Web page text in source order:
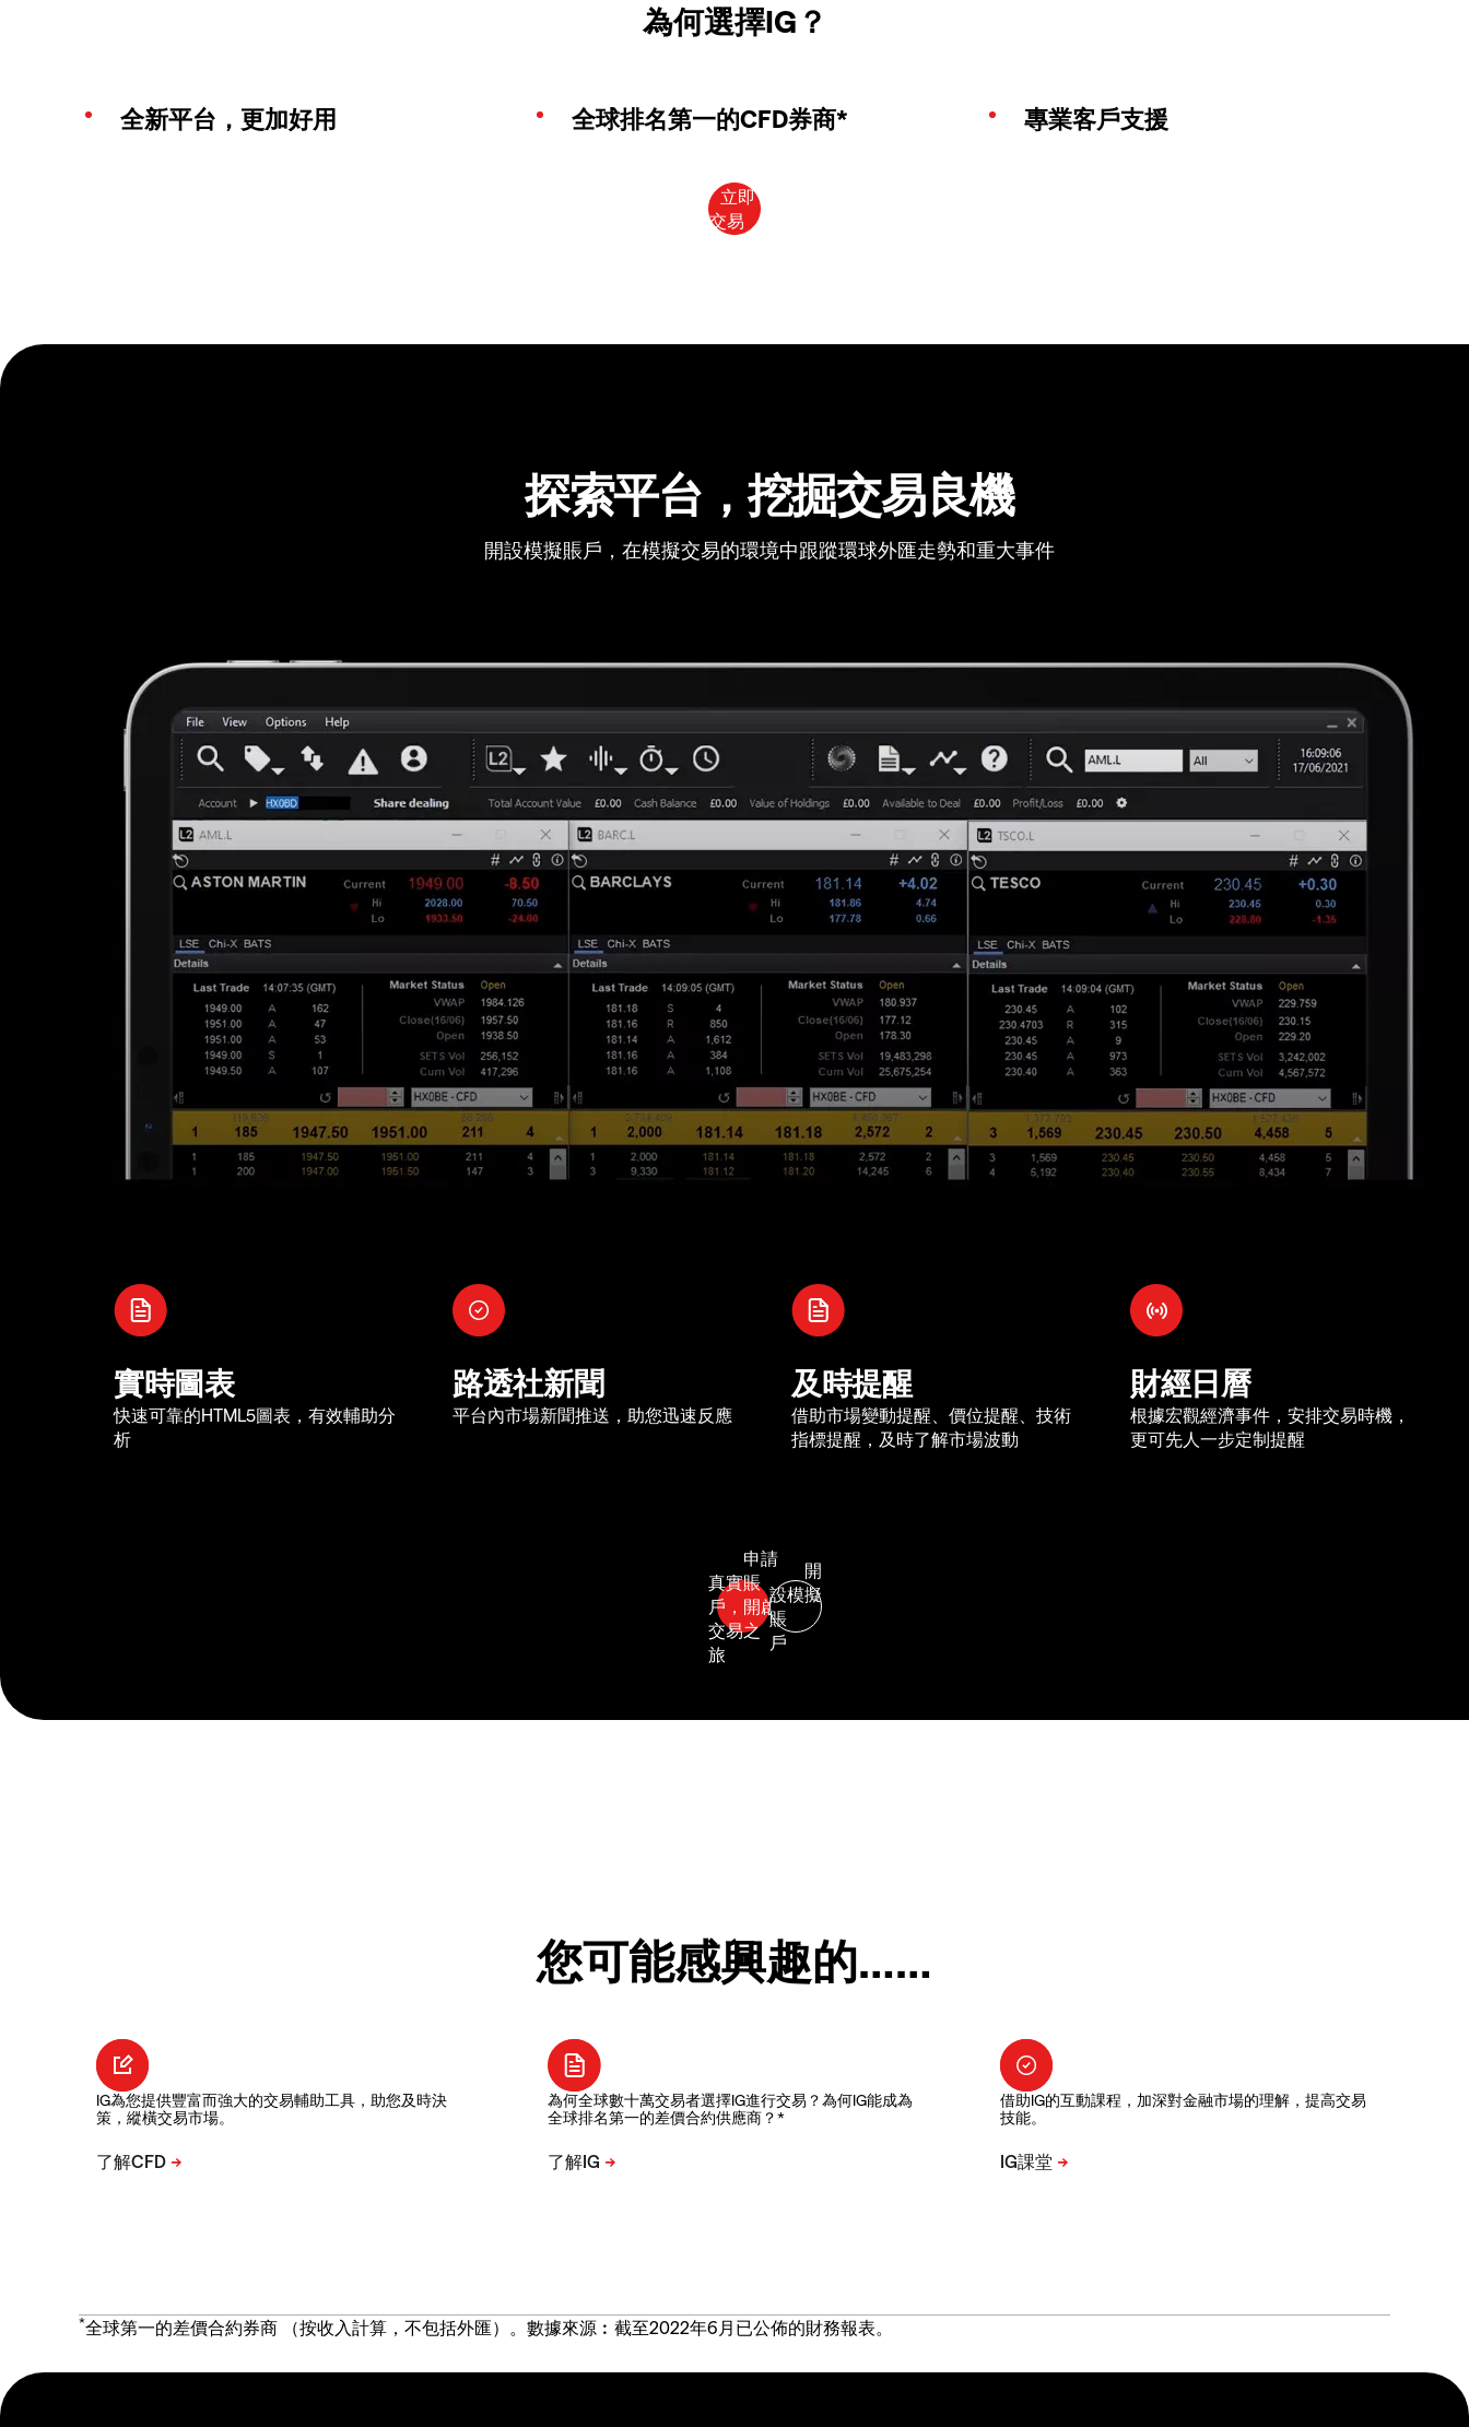
為何選擇IG？
全新平台，更加好用 全球排名第一的CFD券商* 專業客戶支援
探索平台，挖掘交易良機
開設模擬賬戶，在模擬交易的環境中跟蹤環球外匯走勢和重大事件
實時圖表
快速可靠的HTML5圖表，有效輔助分
析
路透社新聞
平台內市場新聞推送，助您迅速反應
及時提醒
借助市場變動提醒、價位提醒、技術
指標提醒，及時了解市場波動
財經日曆
根據宏觀經濟事件，安排交易時機，
更可先人一步定制提醒
您可能感興趣的……
IG為您提供豐富而強大的交易輔助工具，助您及時決
策，縱橫交易市場。
為何全球數十萬交易者選擇IG進行交易？為何IG能成為
全球排名第一的差價合約供應商？*
借助IG的互動課程，加深對金融市場的理解，提高交易
技能。
*全球第一的差價合約券商 （按收入計算，不包括外匯）。數據來源︰截至2022年6月已公佈的財務報表。